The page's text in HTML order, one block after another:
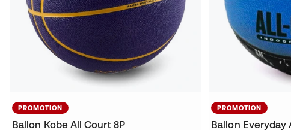
PROMOTION
Ballon Kobe All Court 8P
PROMOTION
Ballon Everyday